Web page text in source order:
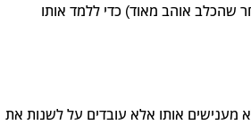
שהכלב אוהב מאוד) כדי ללמד אותו
אותו אלא עובדים על לשנות את